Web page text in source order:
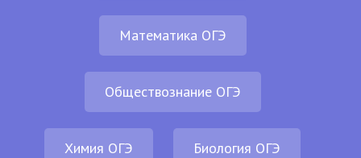
Математика ОГЭ
Обществознание ОГЭ
Химия ОГЭ Биология ОГЭ